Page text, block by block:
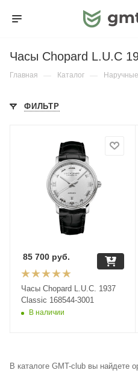
Часы Chopard L.U.C
Главная — Каталог —
ФИЛЬТР
Часы Chopard L.U.C. 1937
Classic 168544-3001
В наличии
85 700 руб.
В каталоге GMT-club вы найдете